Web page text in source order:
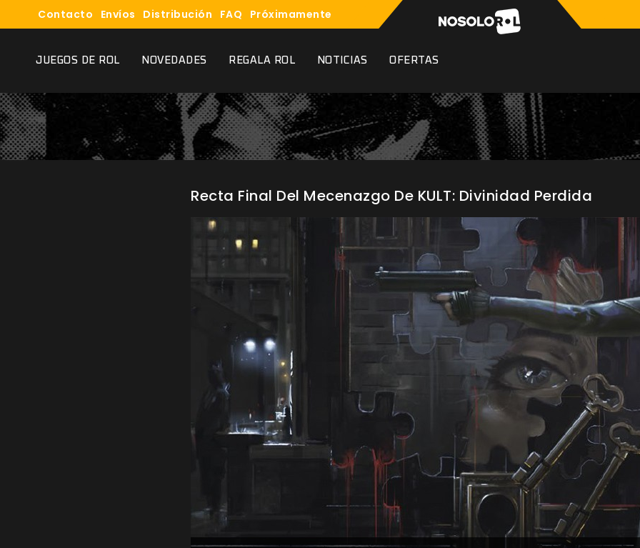
Contacto Envíos Distribución FAQ Próximamente
JUEGOS DE ROL NOVEDADES REGALA ROL NOTICIAS OFERTAS
Recta Final Del Mecenazgo De KULT: Divinidad Perdida